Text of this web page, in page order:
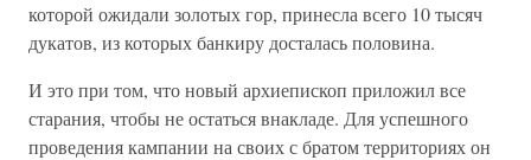
которой ожидали золотых гор, принесла всего 10 тысяч
дукатов, из которых банкиру досталась половина.
И это при том, что новый архиепископ приложил все
старания, чтобы не остаться внакладе. Для успешного
проведения кампании на своих с братом территориях он